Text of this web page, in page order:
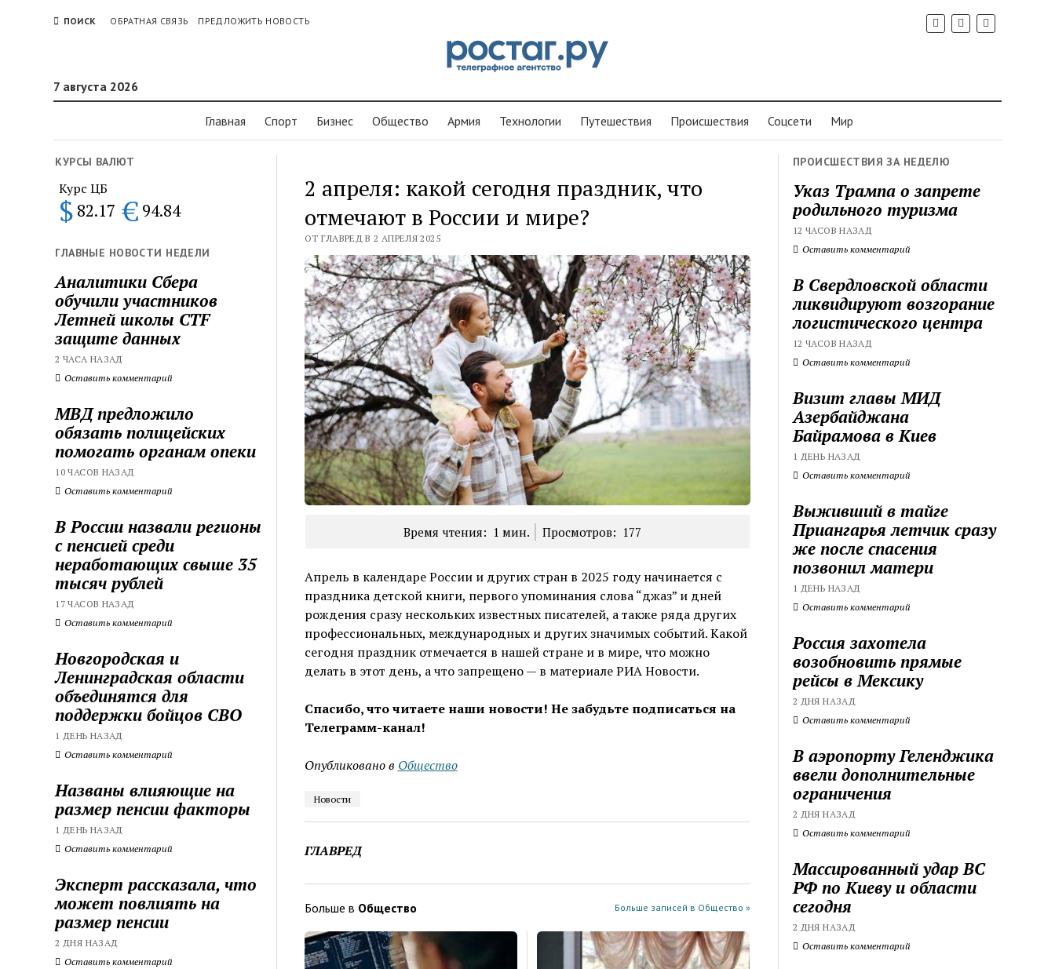
ПОИСК ОБРАТНАЯ СВЯЗЬ ПРЕДЛОЖИТЬ НОВОСТЬ
7 августа 2026
Главная Спорт Бизнес Общество Армия Технологии Путешествия Проиcшествия Соцсети Мир
КУРСЫ ВАЛЮТ
Курс ЦБ
$ 82.17 € 94.84
ГЛАВНЫЕ НОВОСТИ НЕДЕЛИ
Аналитики Сбера
обучили участников
Летней школы CTF
защите данных
2 ЧАСА НАЗАД
Оставить комментарий
МВД предложило
обязать полицейских
помогать органам опеки
10 ЧАСОВ НАЗАД
Оставить комментарий
В России назвали регионы
с пенсией среди
неработающих свыше 35
тысяч рублей
17 ЧАСОВ НАЗАД
Оставить комментарий
Новгородская и
Ленинградская области
объединятся для
поддержки бойцов СВО
1 ДЕНЬ НАЗАД
Оставить комментарий
Названы влияющие на
размер пенсии факторы
1 ДЕНЬ НАЗАД
Оставить комментарий
Эксперт рассказала, что
может повлиять на
размер пенсии
2 ДНЯ НАЗАД
Оставить комментарий
2 апреля: какой сегодня праздник, что
отмечают в России и мире?
ОТ ГЛАВРЕД В 2 АПРЕЛЯ 2025
Время чтения: 1 мин. Просмотров: 177
Апрель в календаре России и других стран в 2025 году начинается с
праздника детской книги, первого упоминания слова “джаз” и дней
рождения сразу нескольких известных писателей, а также ряда других
профессиональных, международных и других значимых событий. Какой
сегодня праздник отмечается в нашей стране и в мире, что можно
делать в этот день, а что запрещено — в материале РИА Новости.
Спасибо, что читаете наши новости! Не забудьте подписаться на
Телеграмм-канал!
Опубликовано в Общество
Новости
ГЛАВРЕД
Больше в Общество Больше записей в Общество »
ПРОИСШЕСТВИЯ ЗА НЕДЕЛЮ
Указ Трампа о запрете
родильного туризма
12 ЧАСОВ НАЗАД
Оставить комментарий
В Свердловской области
ликвидируют возгорание
логистического центра
12 ЧАСОВ НАЗАД
Оставить комментарий
Визит главы МИД
Азербайджана
Байрамова в Киев
1 ДЕНЬ НАЗАД
Оставить комментарий
Выживший в тайге
Приангарья летчик сразу
же после спасения
позвонил матери
1 ДЕНЬ НАЗАД
Оставить комментарий
Россия захотела
возобновить прямые
рейсы в Мексику
2 ДНЯ НАЗАД
Оставить комментарий
В аэропорту Геленджика
ввели дополнительные
ограничения
2 ДНЯ НАЗАД
Оставить комментарий
Массированный удар ВС
РФ по Киеву и области
сегодня
2 ДНЯ НАЗАД
Оставить комментарий